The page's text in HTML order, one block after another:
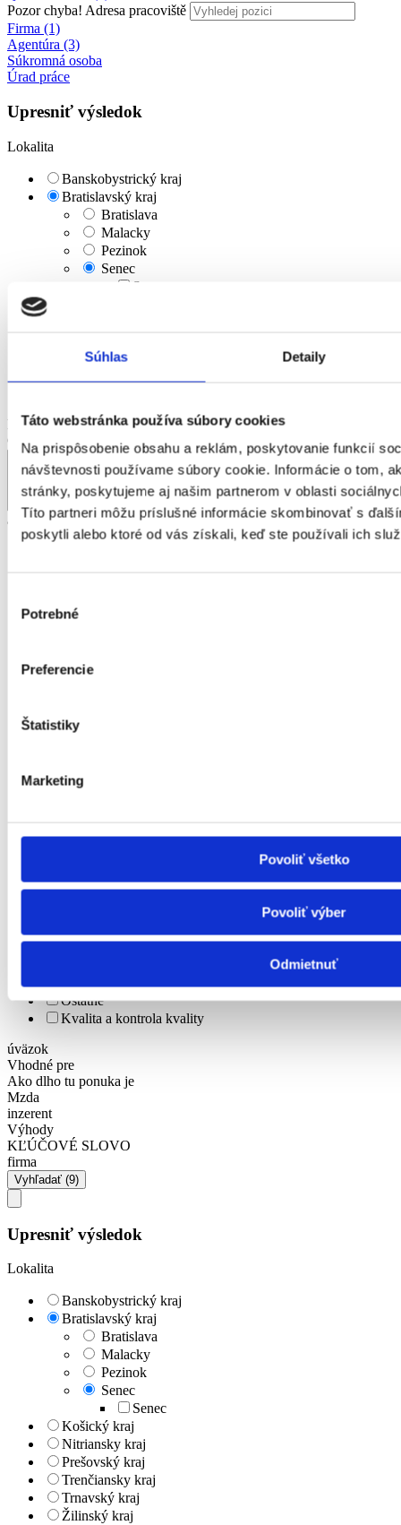
Súhlas Detaily
Táto webstránka používa súbory cookies
Na prispôsobenie obsahu a reklám, poskytovanie funkcií
návštevnosti používame súbory cookie. Informácie o tom,
stránky, poskytujeme aj našim partnerom v oblasti
Títo partneri môžu príslušné informácie skombinovať s
poskytli alebo ktoré od vás získali, keď ste používali ich
súhlasu
Potrebné
Preferencie
Štatistiky
Marketing
Povoliť všetko
Povoliť výber
Odmietnuť
Pozor chyba! Adresa pracoviště
Firma (1)
Agentúra (3)
Súkromná osoba
Úrad práce
Upresniť výsledok
Lokalita
Banskobystrický kraj
Bratislavský kraj
Bratislava
Malacky
Pezinok
Senec
Senec
Trenčiansky kraj
Pozícia
Group select (výběr na skupiny)
alebo OBOR
Chémia a potravinárstvo
Doprava a zásobovanie
Bankovníctvo a poisťovníctvo
Management
Bezpečnosť
Právo
Veda a výskum
Zdravotníctvo a farmácia
Ostatné
Kvalita a kontrola kvality
úväzok
Vhodné pre
Ako dlho tu ponuka je
Mzda
inzerent
Výhody
KĽÚČOVÉ SLOVO
firma
Upresniť výsledok
Lokalita
Banskobystrický kraj
Bratislavský kraj
Bratislava
Malacky
Pezinok
Senec
Senec
Košický kraj
Nitriansky kraj
Prešovský kraj
Trenčiansky kraj
Trnavský kraj
Žilinský kraj